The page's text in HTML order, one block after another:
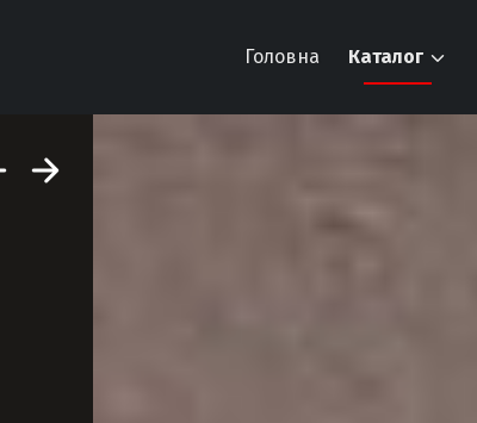
Головна Каталог